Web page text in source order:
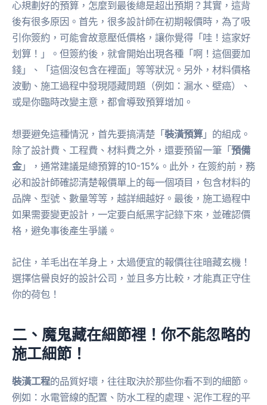
心規劃好的預算，怎麼到最後總是超出預期？其實，這背
後有很多原因。首先，很多設計師在初期報價時，為了吸
引你簽約，可能會故意壓低價格，讓你覺得「哇！這家好
划算！」。但簽約後，就會開始出現各種「啊！這個要加
錢」、「這個沒包含在裡面」等等狀況。另外，材料價格
波動、施工過程中發現隱藏問題（例如：漏水、壁癌）、
或是你臨時改變主意，都會導致預算增加。
想要避免這種情況，首先要搞清楚「裝潢預算」的組成。
除了設計費、工程費、材料費之外，還要預留一筆「預備
金」，通常建議是總預算的10-15%。此外，在簽約前，務
必和設計師確認清楚報價單上的每一個項目，包含材料的
品牌、型號、數量等等，越詳細越好。最後，施工過程中
如果需要變更設計，一定要白紙黑字記錄下來，並確認價
格，避免事後產生爭議。
記住，羊毛出在羊身上，太過便宜的報價往往暗藏玄機！
選擇信譽良好的設計公司，並且多方比較，才能真正守住
你的荷包！
二、魔鬼藏在細節裡！你不能忽略的
施工細節！
裝潢工程的品質好壞，往往取決於那些你看不到的細節。
例如：水電管線的配置、防水工程的處理、泥作工程的平